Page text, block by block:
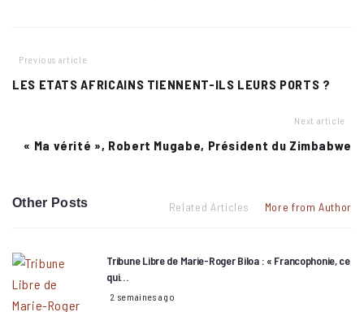
Previous article
LES ETATS AFRICAINS TIENNENT-ILS LEURS PORTS ?
Next article
« Ma vérité », Robert Mugabe, Président du Zimbabwe
Other Posts Related Articles More from Author
Tribune Libre de Marie-Roger Biloa : « Francophonie, ce
qui…
2 semaines ago